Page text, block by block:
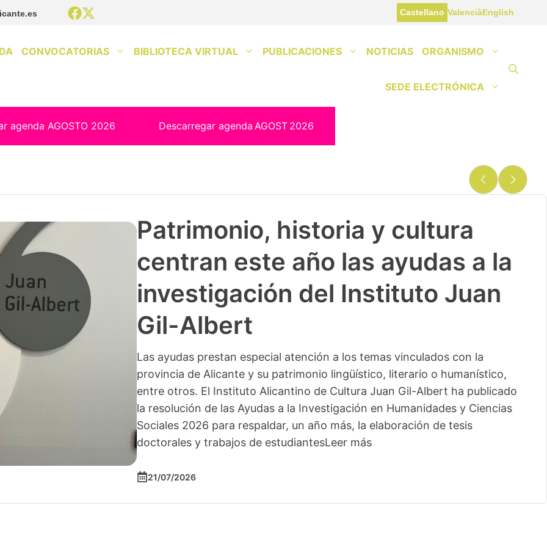
Castellano ValenciàEnglish
CONVOCATORIAS BIBLIOTECA VIRTUAL PUBLICACIONES NOTICIAS ORGANISMO
SEDE ELECTRÓNICA
agenda AGOSTO 2026 Descarregar agenda AGOST 2026
Patrimonio, historia y cultura
centran este año las ayudas a la
investigación del Instituto Juan
Gil-Albert
Las ayudas prestan especial atención a los temas vinculados con la
provincia de Alicante y su patrimonio lingüístico, literario o humanístico,
entre otros. El Instituto Alicantino de Cultura Juan Gil-Albert ha publicado
la resolución de las Ayudas a la Investigación en Humanidades y Ciencias
Sociales 2026 para respaldar, un año más, la elaboración de tesis
doctorales y trabajos de estudiantesLeer más
21/07/2026